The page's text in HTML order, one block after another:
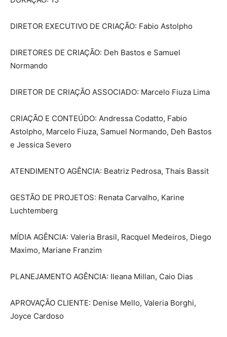
DIRETOR EXECUTIVO DE CRIAÇÃO: Fabio Astolpho
DIRETORES DE CRIAÇÃO: Deh Bastos e Samuel
Normando
DIRETOR DE CRIAÇÃO ASSOCIADO: Marcelo Fiuza Lima
CRIAÇÃO E CONTEÚDO: Andressa Codatto, Fabio
Astolpho, Marcelo Fiuza, Samuel Normando, Deh Bastos
e Jessica Severo
ATENDIMENTO AGÊNCIA: Beatriz Pedrosa, Thais Bassit
GESTÃO DE PROJETOS: Renata Carvalho, Karine
Luchtemberg
MÍDIA AGÊNCIA: Valeria Brasil, Racquel Medeiros, Diego
Maximo, Mariane Franzim
PLANEJAMENTO AGÊNCIA: Ileana Millan, Caio Dias
APROVAÇÃO CLIENTE: Denise Mello, Valeria Borghi,
Joyce Cardoso